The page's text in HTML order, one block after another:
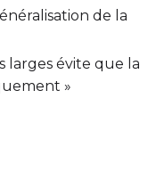
de la
larges évite que la
»